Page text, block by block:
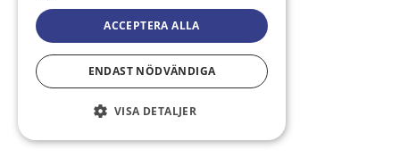
ACCEPTERA ALLA
ENDAST NÖDVÄNDIGA
VISA DETALJER